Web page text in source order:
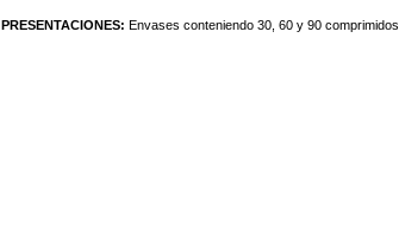
PRESENTACIONES: Envases conteniendo 30, 60 y 90 comprimidos.